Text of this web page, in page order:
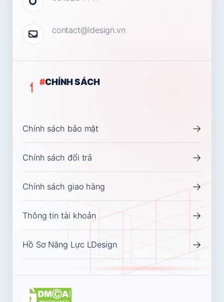
contact@ldesign.vn
#CHÍNH SÁCH
Chính sách bảo mật →
Chính sách đổi trả →
Chính sách giao hàng →
Thông tin tài khoản →
Hồ Sơ Năng Lực LDesign →